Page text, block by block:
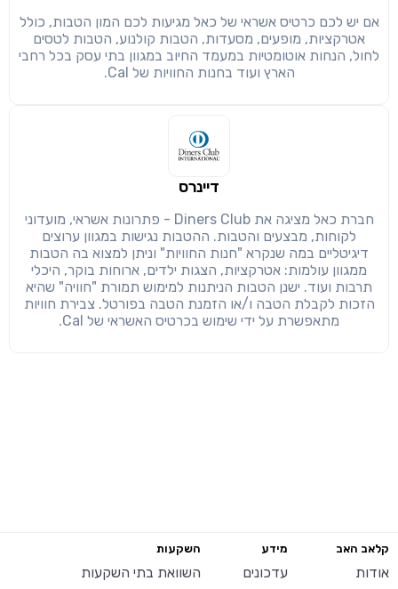
אם יש לכם כרטיס אשראי של כאל מגיעות לכם המון הטבות, כולל
אטרקציות, מופעים, מסעדות, הטבות קולנוע, הטבות לטסים
לחול, הנחות אוטומטיות במעמד החיוב במגוון בתי עסק בכל רחבי
הארץ ועוד בחנות החוויות של Cal.
דיינרס
חברת כאל מציגה את Diners Club - פתרונות אשראי, מועדוני
לקוחות, מבצעים והטבות. ההטבות נגישות במגוון ערוצים
דיגיטליים במה שנקרא "חנות החוויות" וניתן למצוא בה הטבות
ממגוון עולמות: אטרקציות, הצגות ילדים, ארוחות בוקר, היכלי
תרבות ועוד. ישנן הטבות הניתנות למימוש תמורת "חוויה" שהיא
הזכות לקבלת הטבה ו/או הזמנת הטבה בפורטל. צבירת חוויות
מתאפשרת על ידי שימוש בכרטיס האשראי של Cal.
קלאב האב
אודות
מידע
עדכונים
השקעות
השוואת בתי השקעות